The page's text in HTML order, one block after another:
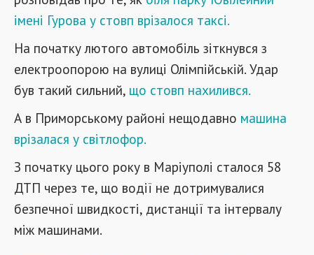
імені Гурова у стовп врізалося таксі.
На початку лютого автомобіль зіткнувся з
електроопорою на вулиці Олімпійській. Удар
був такий сильний, що стовп нахилився.
А в Приморському районі нещодавно машина
врізалася у світлофор.
З початку цього року в Маріуполі сталося 58
ДТП через те, що водії не дотримувалися
безпечної швидкості, дистанції та інтервалу
між машинами.